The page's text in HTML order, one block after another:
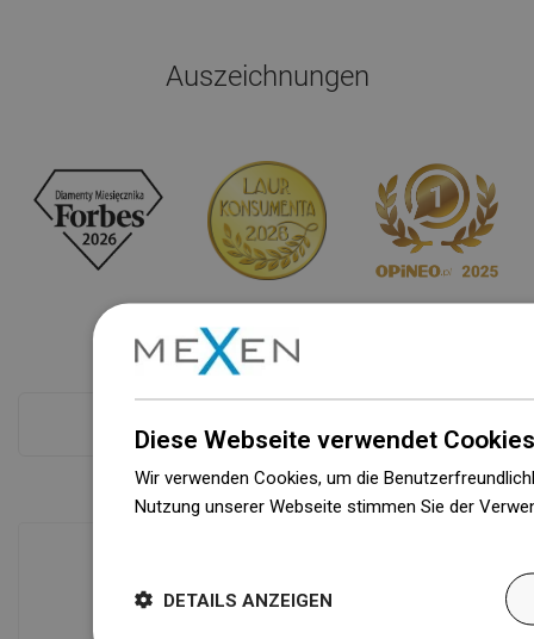
Auszeichnungen
Verfügbarkeit von Waren
Diese Webseite verwendet
Wir verwenden Cookies, um die
Nutzung unserer Webseite stimmen Sie der
DETAILS ANZEIGEN